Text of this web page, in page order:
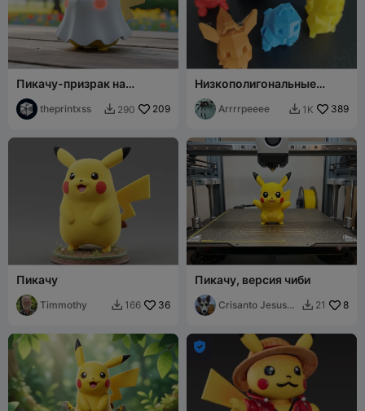
Пикачу-призрак на
Хэллоуин
theprintxss  290 209
Низкополигональные
брелоки с покемонами
Arrrrpeeee  1K 389
Пикачу
Timmothy  166 36
Пикачу, версия чиби
Crisanto Jesus
 21 8
